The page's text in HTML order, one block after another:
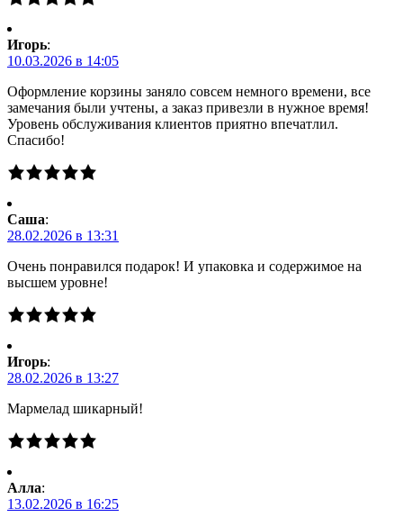
Игорь:
10.03.2026 в 14:05
Оформление корзины заняло совсем немного времени, все
замечания были учтены, а заказ привезли в нужное время!
Уровень обслуживания клиентов приятно впечатлил.
Спасибо!
Саша:
28.02.2026 в 13:31
Очень понравился подарок! И упаковка и содержимое на
высшем уровне!
Игорь:
28.02.2026 в 13:27
Мармелад шикарный!
Алла:
13.02.2026 в 16:25